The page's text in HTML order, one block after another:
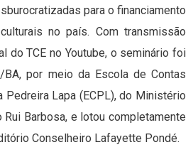
para o financiamento
no país. Com transmissão
do TCE no Youtube, o seminário foi
BA, por meio da Escola de Contas
Lapa (ECPL), do Ministério
Barbosa, e lotou completamente
Conselheiro Lafayette Pondé.